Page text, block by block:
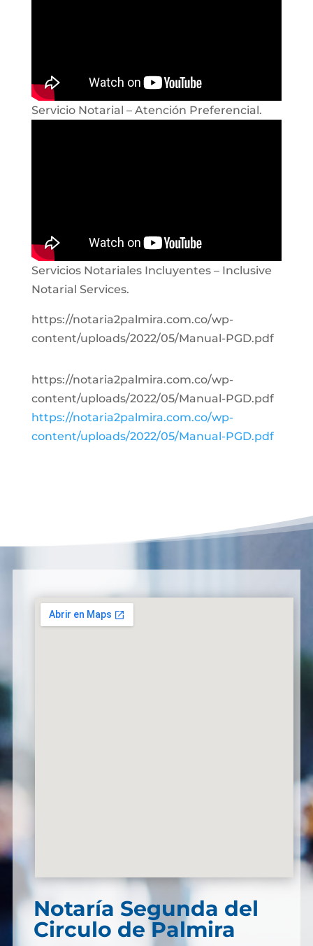
Servicio Notarial – Atención Preferencial.
Servicios Notariales Incluyentes – Inclusive
Notarial Services.
https://notaria2palmira.com.co/wp-
content/uploads/2022/05/Manual-PGD.pdf
https://notaria2palmira.com.co/wp-
content/uploads/2022/05/Manual-PGD.pdf
https://notaria2palmira.com.co/wp-
content/uploads/2022/05/Manual-PGD.pdf
Notaría Segunda del
Circulo de Palmira